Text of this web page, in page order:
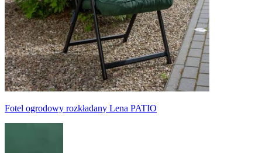
Fotel ogrodowy rozkładany Lena PATIO